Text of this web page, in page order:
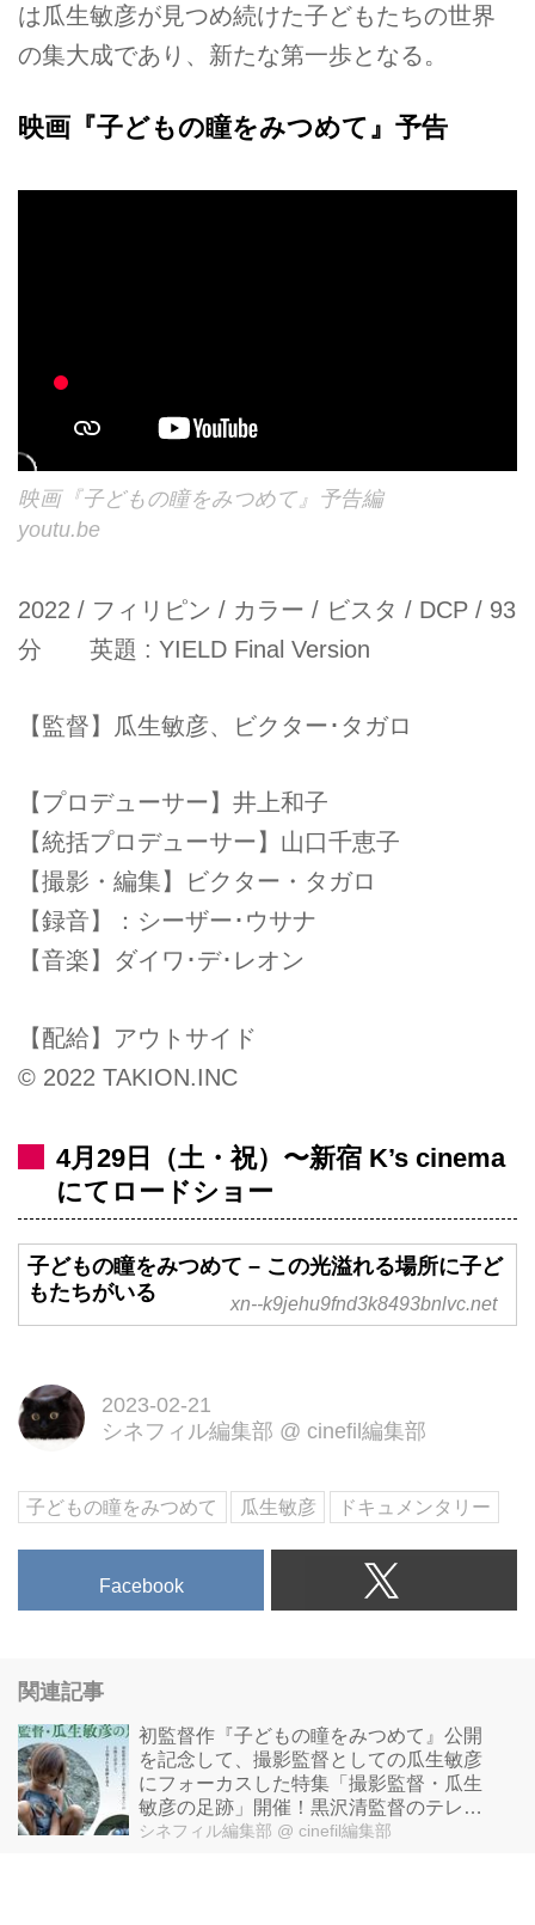
は瓜生敏彦が見つめ続けた子どもたちの世界
の集大成であり、新たな第一歩となる。
映画『子どもの瞳をみつめて』予告
映画『子どもの瞳をみつめて』予告編
youtu.be
2022 / フィリピン / カラー / ビスタ / DCP / 93
分 英題 : YIELD Final Version
【監督】瓜生敏彦、ビクター･タガロ
【プロデューサー】井上和子
【統括プロデューサー】山口千恵子
【撮影・編集】ビクター・タガロ
【録音】：シーザー･ウサナ
【音楽】ダイワ･デ･レオン
【配給】アウトサイド
©︎ 2022 TAKION.INC
4月29日（土・祝）〜新宿 K’s cinema
にてロードショー
子どもの瞳をみつめて – この光溢れる場所に子ど
もたちがいる
xn--k9jehu9fnd3k8493bnlvc.net
2023-02-21
シネフィル編集部 @ cinefil編集部
子どもの瞳をみつめて 瓜生敏彦 ドキュメンタリー
Facebook
関連記事
初監督作『子どもの瞳をみつめて』公開
を記念して、撮影監督としての瓜生敏彦
にフォーカスした特集「撮影監督・瓜生
敏彦の足跡」開催！黒沢清監督のテレビ
作品をスニークプレビュー上映も！
シネフィル編集部 @ cinefil編集部